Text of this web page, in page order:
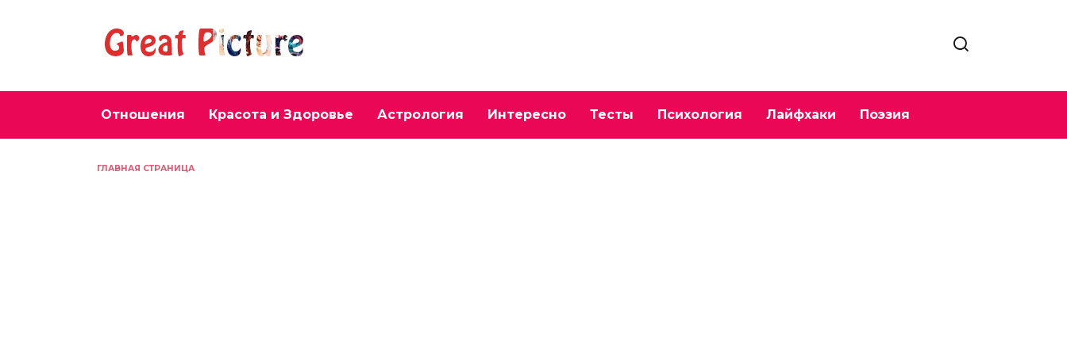
Отношения Красота и Здоровье Астрология Интересно Тесты Психология Лайфхаки Поэзия
ГЛАВНАЯ СТРАНИЦА